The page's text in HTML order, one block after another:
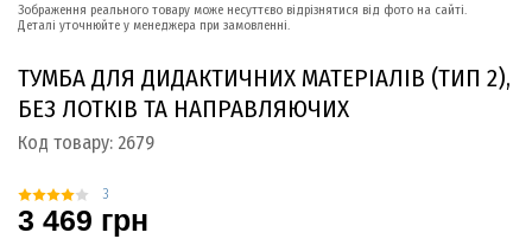
Зображення реального товару може несуттєво відрізнятися від фото на сайті.
Деталі уточнюйте у менеджера при замовленні.
ТУМБА ДЛЯ ДИДАКТИЧНИХ МАТЕРІАЛІВ (ТИП 2),
БЕЗ ЛОТКІВ ТА НАПРАВЛЯЮЧИХ
Код товару: 2679
3
3 469 грн